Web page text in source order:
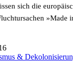
sich die
»Made
&